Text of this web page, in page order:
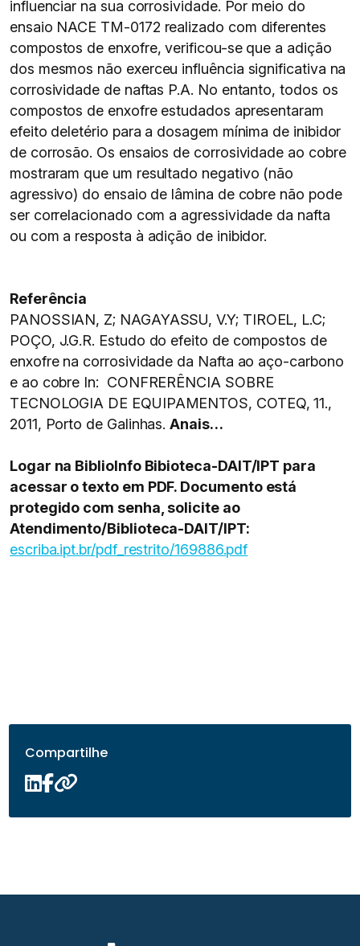
influenciar na sua corrosividade. Por meio do
ensaio NACE TM-0172 realizado com diferentes
compostos de enxofre, verificou-se que a adição
dos mesmos não exerceu influência significativa na
corrosividade de naftas P.A. No entanto, todos os
compostos de enxofre estudados apresentaram
efeito deletério para a dosagem mínima de inibidor
de corrosão. Os ensaios de corrosividade ao cobre
mostraram que um resultado negativo (não
agressivo) do ensaio de lâmina de cobre não pode
ser correlacionado com a agressividade da nafta
ou com a resposta à adição de inibidor.
Referência
PANOSSIAN, Z; NAGAYASSU, V.Y; TIROEL, L.C;
POÇO, J.G.R. Estudo do efeito de compostos de
enxofre na corrosividade da Nafta ao aço-carbono
e ao cobre In: CONFRERÊNCIA SOBRE
TECNOLOGIA DE EQUIPAMENTOS, COTEQ, 11.,
2011, Porto de Galinhas.Anais…
Logar na BiblioInfo Bibioteca-DAIT/IPT para
acessar o texto em PDF. Documento está
protegido com senha, solicite ao
Atendimento/Biblioteca-DAIT/IPT:
escriba.ipt.br/pdf_restrito/169886.pdf
Compartilhe